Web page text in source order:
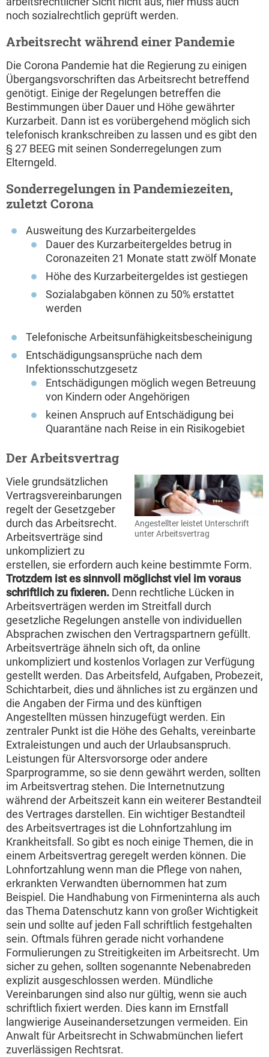
noch sozialrechtlich geprüft werden.
Arbeitsrecht während einer Pandemie
Die Corona Pandemie hat die Regierung zu einigen
Übergangsvorschriften das Arbeitsrecht betreffend
genötigt. Einige der Regelungen betreffen die
Bestimmungen über Dauer und Höhe gewährter
Kurzarbeit. Dann ist es vorübergehend möglich sich
telefonisch krankschreiben zu lassen und es gibt den
§ 27 BEEG mit seinen Sonderregelungen zum
Elterngeld.
Sonderregelungen in Pandemiezeiten,
zuletzt Corona
Ausweitung des Kurzarbeitergeldes
Dauer des Kurzarbeitergeldes betrug in
Coronazeiten 21 Monate statt zwölf Monate
Höhe des Kurzarbeitergeldes ist gestiegen
Sozialabgaben können zu 50% erstattet
werden
Telefonische Arbeitsunfähigkeitsbescheinigung
Entschädigungsansprüche nach dem
Infektionsschutzgesetz
Entschädigungen möglich wegen Betreuung
von Kindern oder Angehörigen
keinen Anspruch auf Entschädigung bei
Quarantäne nach Reise in ein Risikogebiet
Der Arbeitsvertrag
Angestellter leistet Unterschrift
unter Arbeitsvertrag
Viele grundsätzlichen
Vertragsvereinbarungen
regelt der Gesetzgeber
durch das Arbeitsrecht.
Arbeitsverträge sind
unkompliziert zu
erstellen, sie erfordern auch keine bestimmte Form.
Trotzdem ist es sinnvoll möglichst viel im voraus
schriftlich zu fixieren. Denn rechtliche Lücken in
Arbeitsverträgen werden im Streitfall durch
gesetzliche Regelungen anstelle von individuellen
Absprachen zwischen den Vertragspartnern gefüllt.
Arbeitsverträge ähneln sich oft, da online
unkompliziert und kostenlos Vorlagen zur Verfügung
gestellt werden. Das Arbeitsfeld, Aufgaben, Probezeit,
Schichtarbeit, dies und ähnliches ist zu ergänzen und
die Angaben der Firma und des künftigen
Angestellten müssen hinzugefügt werden. Ein
zentraler Punkt ist die Höhe des Gehalts, vereinbarte
Extraleistungen und auch der Urlaubsanspruch.
Leistungen für Altersvorsorge oder andere
Sparprogramme, so sie denn gewährt werden, sollten
im Arbeitsvertrag stehen. Die Internetnutzung
während der Arbeitszeit kann ein weiterer Bestandteil
des Vertrages darstellen. Ein wichtiger Bestandteil
des Arbeitsvertrages ist die Lohnfortzahlung im
Krankheitsfall. So gibt es noch einige Themen, die in
einem Arbeitsvertrag geregelt werden können. Die
Lohnfortzahlung wenn man die Pflege von nahen,
erkrankten Verwandten übernommen hat zum
Beispiel. Die Handhabung von Firmeninterna als auch
das Thema Datenschutz kann von großer Wichtigkeit
sein und sollte auf jeden Fall schriftlich festgehalten
sein. Oftmals führen gerade nicht vorhandene
Formulierungen zu Streitigkeiten im Arbeitsrecht. Um
sicher zu gehen, sollten sogenannte Nebenabreden
explizit ausgeschlossen werden. Mündliche
Vereinbarungen sind also nur gültig, wenn sie auch
schriftlich fixiert werden. Dies kann im Ernstfall
langwierige Auseinandersetzungen vermeiden. Ein
Anwalt für Arbeitsrecht in Schwabmünchen liefert
zuverlässigen Rechtsrat.